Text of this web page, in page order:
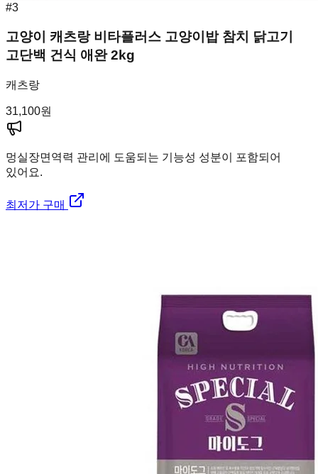
#3
고양이 캐츠랑 비타플러스 고양이밥 참치 닭고기
고단백 건식 애완 2kg
캐츠랑
31,100원
멍실장면역력 관리에 도움되는 기능성 성분이 포함되어
있어요.
최저가 구매